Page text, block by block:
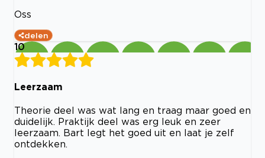
Oss
delen
10
Leerzaam
Theorie deel was wat lang en traag maar goed en
duidelijk. Praktijk deel was erg leuk en zeer
leerzaam. Bart legt het goed uit en laat je zelf
ontdekken.